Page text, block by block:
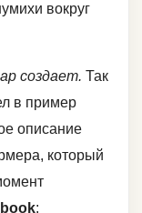
вокруг
создает. Так
в пример
описание
который
: